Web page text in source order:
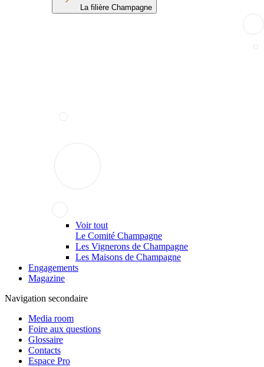
La filière Champagne
Voir tout
Le Comité Champagne
Les Vignerons de Champagne
Les Maisons de Champagne
Engagements
Magazine
Navigation secondaire
Media room
Foire aux questions
Glossaire
Contacts
Espace Pro